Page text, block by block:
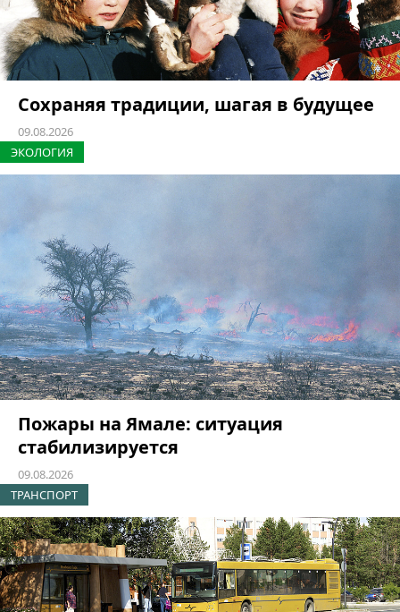
Сохраняя традиции, шагая в будущее
09.08.2026
ЭКОЛОГИЯ
Пожары на Ямале: ситуация
стабилизируется
09.08.2026
ТРАНСПОРТ